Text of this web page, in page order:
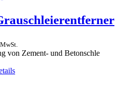
von Zement- und Betonschle